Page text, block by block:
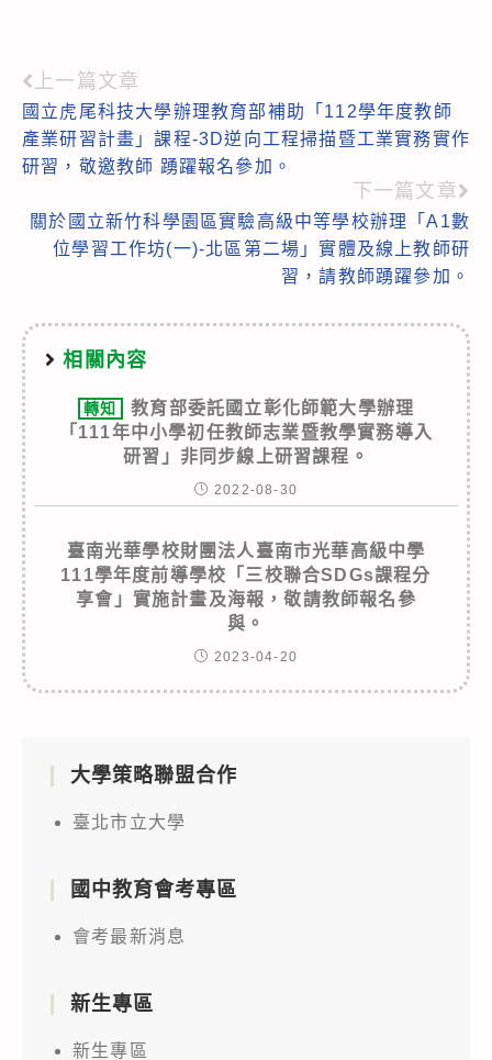
Read
more
articles
上一篇文章
國立虎尾科技大學辦理教育部補助「112學年度教師
產業研習計畫」課程-3D逆向工程掃描暨工業實務實作
研習，敬邀教師 踴躍報名參加。
下一篇文章
關於國立新竹科學園區實驗高級中等學校辦理「A1數
位學習工作坊(一)-北區第二場」實體及線上教師研
習，請教師踴躍參加。
相關內容
轉知
教育部委託國立彰化師範大學辦理
「111年中小學初任教師志業暨教學實務導入
研習」非同步線上研習課程。
2022-08-30
臺南光華學校財團法人臺南市光華高級中學
111學年度前導學校「三校聯合SDGs課程分
享會」實施計畫及海報，敬請教師報名參
與。
2023-04-20
大學策略聯盟合作
臺北市立大學
國中教育會考專區
會考最新消息
新生專區
新生專區